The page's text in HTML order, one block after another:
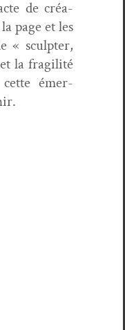
de créa­
page et les
« sculpter,
la fragilité
émer­